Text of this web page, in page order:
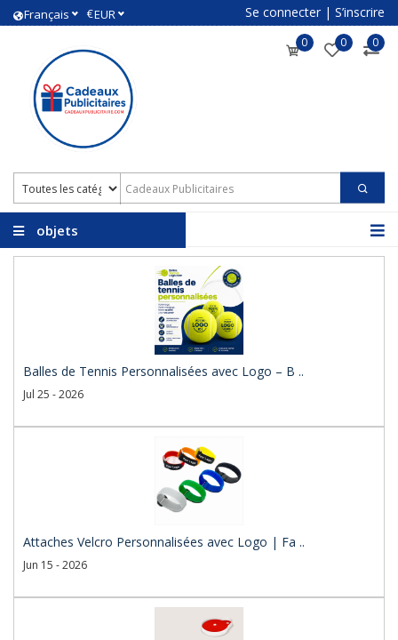
Français €EUR Se connecter | S’inscrire
0 0 0
objets
Balles de Tennis Personnalisées avec Logo – B ..
Jul 25 - 2026
Attaches Velcro Personnalisées avec Logo | Fa ..
Jun 15 - 2026